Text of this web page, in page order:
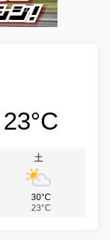
23°C
土
30°C
23°C